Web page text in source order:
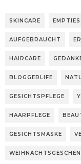
SKINCARE EMPTIES
AUFGEBRAUCHT
HAIRCARE
BLOGGERLIFE
GESICHTSPFLEGE
HAARPFLEGE
GESICHTSMASKE